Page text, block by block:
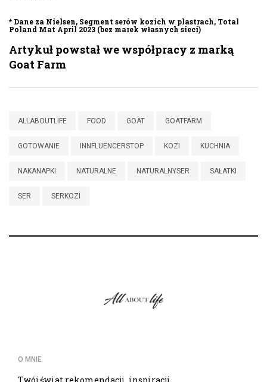
* Dane za Nielsen, Segment serów kozich w plastrach, Total
Poland Mat April 2023 (bez marek własnych sieci)
Artykuł powstał we współpracy z marką
Goat Farm
ALLABOUTLIFE FOOD GOAT GOATFARM
GOTOWANIE INNFLUENCERSTOP KOZI KUCHNIA
NAKANAPKI NATURALNE NATURALNYSER SAŁATKI
SER SERKOZI
O MNIE